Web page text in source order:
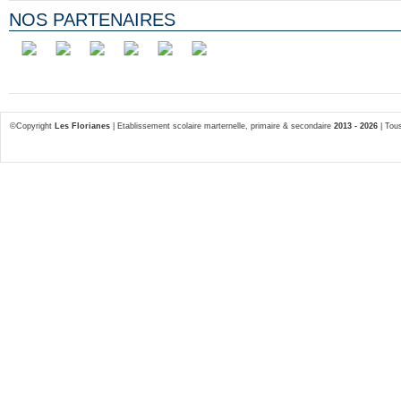
NOS PARTENAIRES
©Copyright Les Florianes | Etablissement scolaire marternelle, primaire & secondaire 2013 - 2026 |